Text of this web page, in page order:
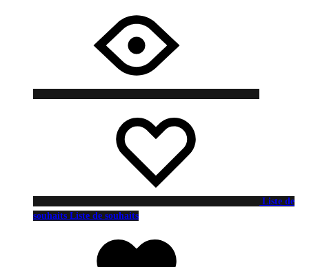
Liste de
souhaits Liste de souhaits